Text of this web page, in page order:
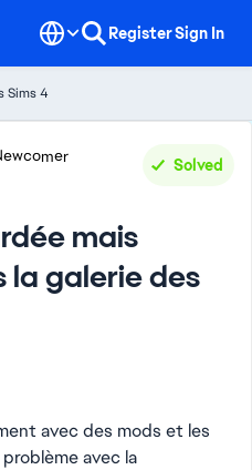
RegisterSign In
Sims 4
Solved
mais
la galerie des
avec des mods et les
avec la